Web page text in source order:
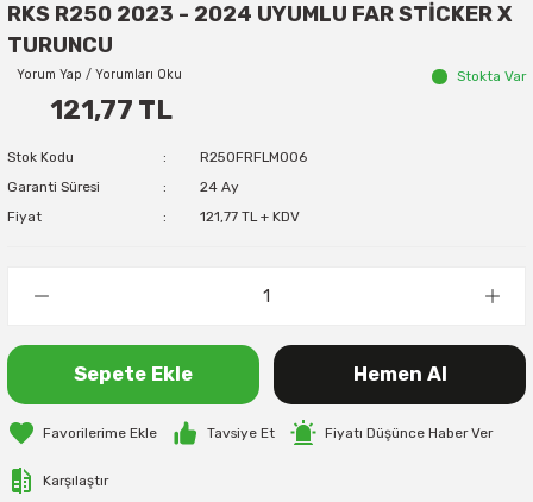
RKS R250 2023 - 2024 UYUMLU FAR STİCKER X
TURUNCU
Yorum Yap / Yorumları Oku Stokta Var
121,77 TL
Stok Kodu
R250FRFLM006
Garanti Süresi
24 Ay
Fiyat
121,77 TL + KDV
Sepete Ekle Hemen Al
Tavsiye Et Fiyatı Düşünce Haber Ver
Karşılaştır